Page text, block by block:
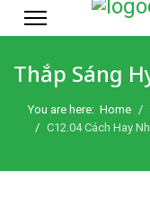
Thắp Sáng
You are here: Home
C12.04 Cách Hay